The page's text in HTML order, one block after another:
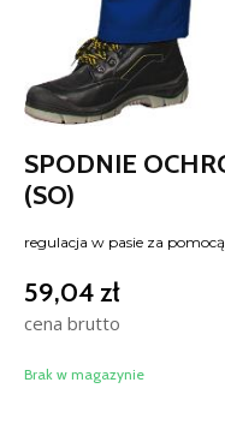
SPODNIE
(SO)
regulacja w pasie za
59,04zł
cena brutto
Brak w magazynie